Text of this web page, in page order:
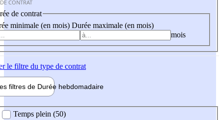
CONTRAT
de contrat
minimale (en mois) Durée maximale (en mois)
mois
le filtre du type de contrat
filtres de Durée hebdomadaire
Temps plein (50)